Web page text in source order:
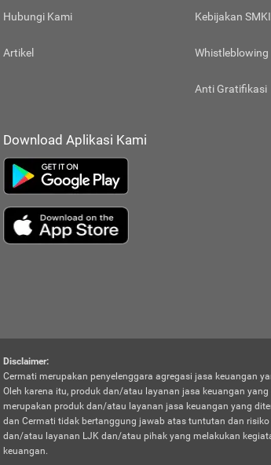
Hubungi Kami
Artikel
Kebijakan SMKI
Whistleblowing
Anti Gratifikasi
Download Aplikasi Kami
Disclaimer:
Cermati merupakan penyelenggara agregasi jasa keuangan
Oleh karena itu, produk dan/atau layanan jasa keuangan
merupakan produk dan/atau layanan jasa keuangan yang
dan Cermati tidak bertanggung jawab atas tuntutan dan
dan/atau layanan LJK dan/atau pihak yang melakukan
keuangan.